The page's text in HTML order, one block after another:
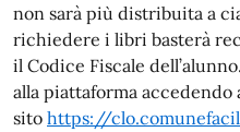
non sarà più distribuita a
richiedere i libri basterà
il Codice Fiscale
alla piattaforma accedendo
sito https://